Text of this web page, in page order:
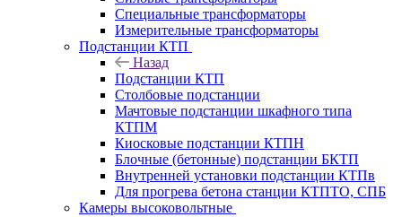
Специальные трансформаторы
Измерительные трансформаторы
Подстанции КТП
Назад
Подстанции КТП
Столбовые подстанции
Мачтовые подстанции шкафного типа
КТПМ
Киосковые подстанции КТПН
Блочные (бетонные) подстанции БКТП
Внутренней установки подстанции КТПв
Для прогрева бетона станции КТПТО, СПБ
Камеры высоковольтные